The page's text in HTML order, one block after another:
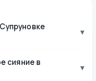
▾
сияние в
▾